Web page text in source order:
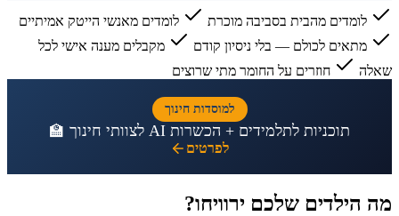
לומדים מהבית בסביבה מוכרת
לומדים מאנשי הייטק אמיתיים
מתאים לכולם — בלי ניסיון קודם
מקבלים מענה אישי לכל
שאלה
חוזרים על החומר מתי שרוצים
למוסדות חינוך
תוכניות לתלמידים + הכשרות AI לצוותי חינוך 🏫
לפרטים
מה הילדים שלכם ירוויחו?